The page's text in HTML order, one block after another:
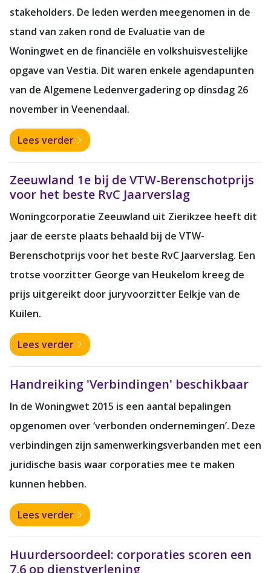
stakeholders. De leden werden meegenomen in de
stand van zaken rond de Evaluatie van de
Woningwet en de financiële en volkshuisvestelijke
opgave van Vestia. Dit waren enkele agendapunten
van de Algemene Ledenvergadering op dinsdag 26
november in Veenendaal.
Lees verder
Zeeuwland 1e bij de VTW-Berenschotprijs
voor het beste RvC Jaarverslag
Woningcorporatie Zeeuwland uit Zierikzee heeft dit
jaar de eerste plaats behaald bij de VTW-
Berenschotprijs voor het beste RvC Jaarverslag. Een
trotse voorzitter George van Heukelom kreeg de
prijs uitgereikt door juryvoorzitter Eelkje van de
Kuilen.
Lees verder
Handreiking 'Verbindingen' beschikbaar
In de Woningwet 2015 is een aantal bepalingen
opgenomen over ‘verbonden ondernemingen’. Deze
verbindingen zijn samenwerkingsverbanden met een
juridische basis waar corporaties mee te maken
kunnen hebben.
Lees verder
Huurdersoordeel: corporaties scoren een
7,6 op dienstverlening